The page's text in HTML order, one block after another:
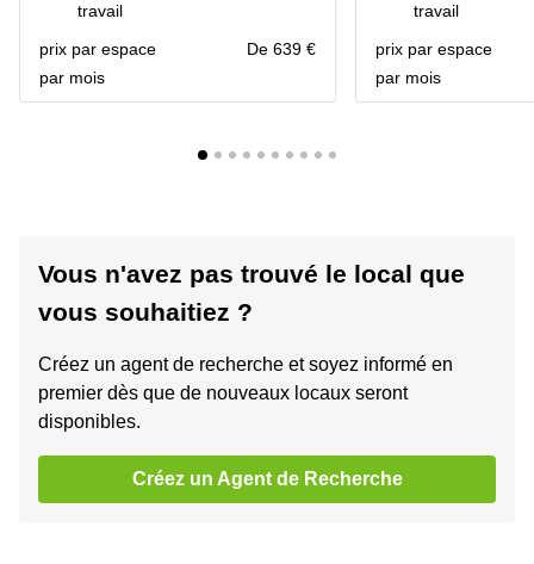
travail
prix par espace
par mois
De 639 €
travail
prix par espace
par mois
Vous n'avez pas trouvé le local que
vous souhaitiez ?
Créez un agent de recherche et soyez informé en
premier dès que de nouveaux locaux seront
disponibles.
Créez un Agent de Recherche